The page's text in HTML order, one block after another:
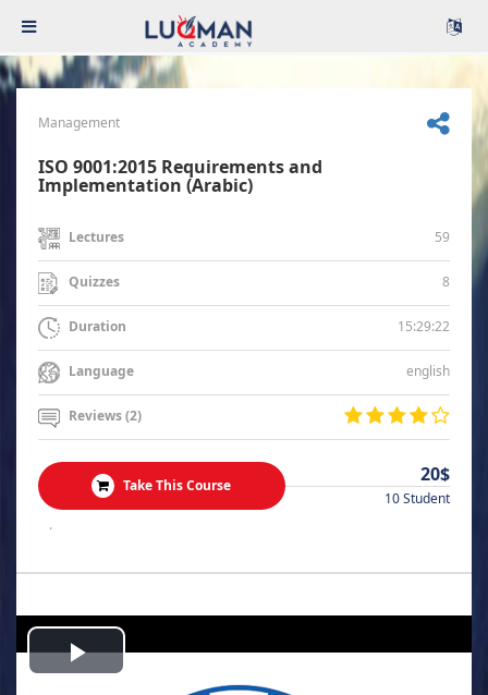
Management
ISO 9001:2015 Requirements and
Implementation (Arabic)
Lectures 59
Quizzes 8
Duration 15:29:22
Language english
Reviews (2)
Take This Course 20$
10 Student
.
Play